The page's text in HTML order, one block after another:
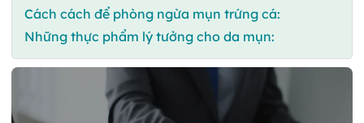
Cách cách để phòng ngừa mụn trứng cá:
Những thực phẩm lý tưởng cho da mụn: